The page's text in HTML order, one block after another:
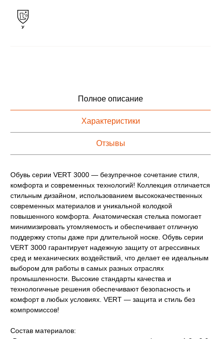
Полное описание
Характеристики
Отзывы
Обувь серии VERT 3000 — безупречное сочетание стиля,
комфорта и современных технологий! Коллекция отличается
стильным дизайном, использованием высококачественных
современных материалов и уникальной колодкой
повышенного комфорта. Анатомическая стелька помогает
минимизировать утомляемость и обеспечивает отличную
поддержку стопы даже при длительной носке. Обувь серии
VERT 3000 гарантирует надежную защиту от агрессивных
сред и механических воздействий, что делает ее идеальным
выбором для работы в самых разных отраслях
промышленности. Высокие стандарты качества и
технологичные решения обеспечивают безопасность и
комфорт в любых условиях. VERT — защита и стиль без
компромиссов!
Состав материалов: